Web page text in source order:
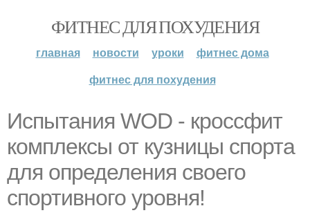
ФИТНЕС ДЛЯ ПОХУДЕНИЯ
главная новости уроки
фитнес дома
фитнес для похудения
Испытания WOD - кроссфит
комплексы от кузницы спорта
для определения своего
спортивного уровня!